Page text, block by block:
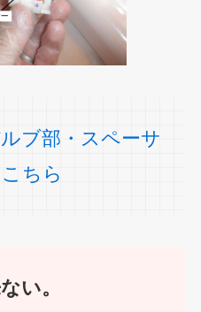
ブ部・スペーサ
ちら
い。